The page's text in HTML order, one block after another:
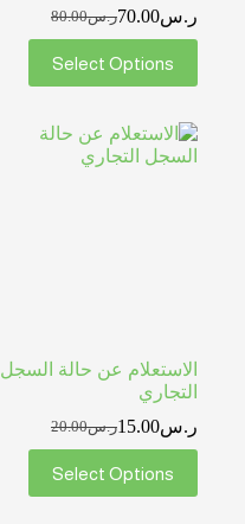
ر.س80.00 ر.س70.00
Select Options
الاستعلام عن حالة السجل
التجاري
ر.س20.00 ر.س15.00
Select Options